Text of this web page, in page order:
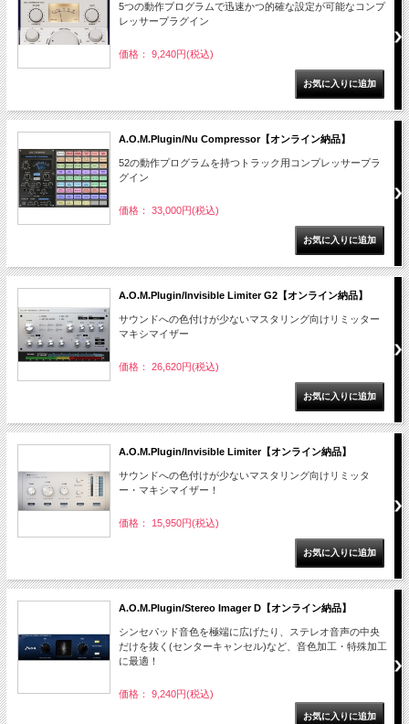
5つの動作プログラムで迅速かつ的確な設定が可能なコンプ
レッサープラグイン
価格： 9,240円(税込)
A.O.M.Plugin/Nu Compressor【オンライン納品】
52の動作プログラムを持つトラック用コンプレッサープラ
グイン
価格： 33,000円(税込)
A.O.M.Plugin/Invisible Limiter G2【オンライン納品】
サウンドへの色付けが少ないマスタリング向けリミッター
マキシマイザー
価格： 26,620円(税込)
A.O.M.Plugin/Invisible Limiter【オンライン納品】
サウンドへの色付けが少ないマスタリング向けリミッタ
ー・マキシマイザー！
価格： 15,950円(税込)
A.O.M.Plugin/Stereo Imager D【オンライン納品】
シンセパッド音色を極端に広げたり、ステレオ音声の中央
だけを抜く(センターキャンセル)など、音色加工・特殊加工
に最適！
価格： 9,240円(税込)